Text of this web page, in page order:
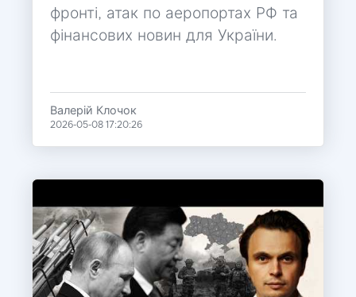
фронті, атак по аеропортах РФ та
фінансових новин для України.
Валерій Клочок
2026-05-08 17:20:26